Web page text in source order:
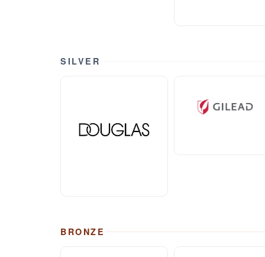
SILVER
BRONZE